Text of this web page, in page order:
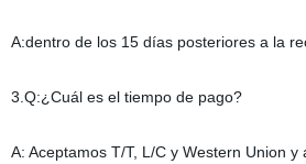
A:dentro de los 15 días posteriores a la
3.Q:¿Cuál es el tiempo de pago?
A: Aceptamos T/T, L/C y Western Union y